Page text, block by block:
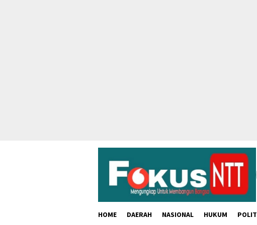
HOME DAERAH NASIONAL HUKUM